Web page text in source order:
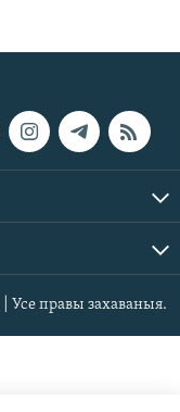
Усе правы захаваныя.